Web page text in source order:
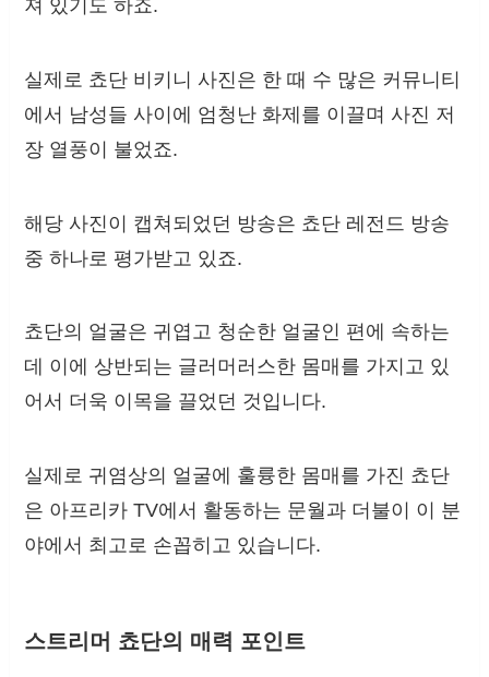
져 있기도 하죠.
실제로 쵸단 비키니 사진은 한 때 수 많은 커뮤니티
에서 남성들 사이에 엄청난 화제를 이끌며 사진 저
장 열풍이 불었죠.
해당 사진이 캡쳐되었던 방송은 쵸단 레전드 방송
중 하나로 평가받고 있죠.
쵸단의 얼굴은 귀엽고 청순한 얼굴인 편에 속하는
데 이에 상반되는 글러머러스한 몸매를 가지고 있
어서 더욱 이목을 끌었던 것입니다.
실제로 귀염상의 얼굴에 훌륭한 몸매를 가진 쵸단
은 아프리카 TV에서 활동하는 문월과 더불이 이 분
야에서 최고로 손꼽히고 있습니다.
스트리머 쵸단의 매력 포인트